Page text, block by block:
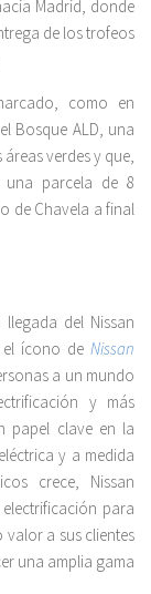
Madrid, donde
de los trofeos
como en
Bosque ALD, una
verdes y que,
una parcela de 8
de Chavela a final
del Nissan
el ícono de Nissan
a un mundo
y más
papel clave en la
y a medida
crece, Nissan
para
valor a sus clientes
una amplia gama